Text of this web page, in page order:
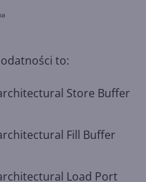
to:
Store Buffer
Fill Buffer
Load Port